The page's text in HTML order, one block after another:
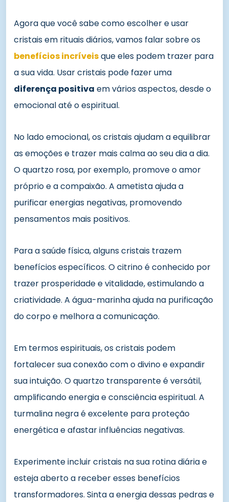
Agora que você sabe como escolher e usar
cristais em rituais diários, vamos falar sobre os
benefícios incríveisque eles podem trazer para
a sua vida. Usar cristais pode fazer uma
diferença positiva em vários aspectos, desde o
emocional até o espiritual.
No lado emocional, os cristais ajudam a equilibrar
as emoções e trazer mais calma ao seu dia a dia.
O quartzo rosa, por exemplo, promove o amor
próprio e a compaixão. A ametista ajuda a
purificar energias negativas, promovendo
pensamentos mais positivos.
Para a saúde física, alguns cristais trazem
benefícios específicos. O citrino é conhecido por
trazer prosperidade e vitalidade, estimulando a
criatividade. A água-marinha ajuda na purificação
do corpo e melhora a comunicação.
Em termos espirituais, os cristais podem
fortalecer sua conexão com o divino e expandir
sua intuição. O quartzo transparente é versátil,
amplificando energia e consciência espiritual. A
turmalina negra é excelente para proteção
energética e afastar influências negativas.
Experimente incluir cristais na sua rotina diária e
esteja aberto a receber esses benefícios
transformadores. Sinta a energia dessas pedras e